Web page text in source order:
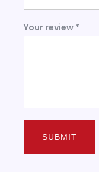
Your review *